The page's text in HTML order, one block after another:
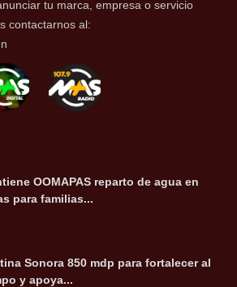
tu marca, empresa o servicio
contactarnos al:
OOMAPAS reparto de agua en
para familias...
Sonora 850 mdp para fortalecer al
y apoya...